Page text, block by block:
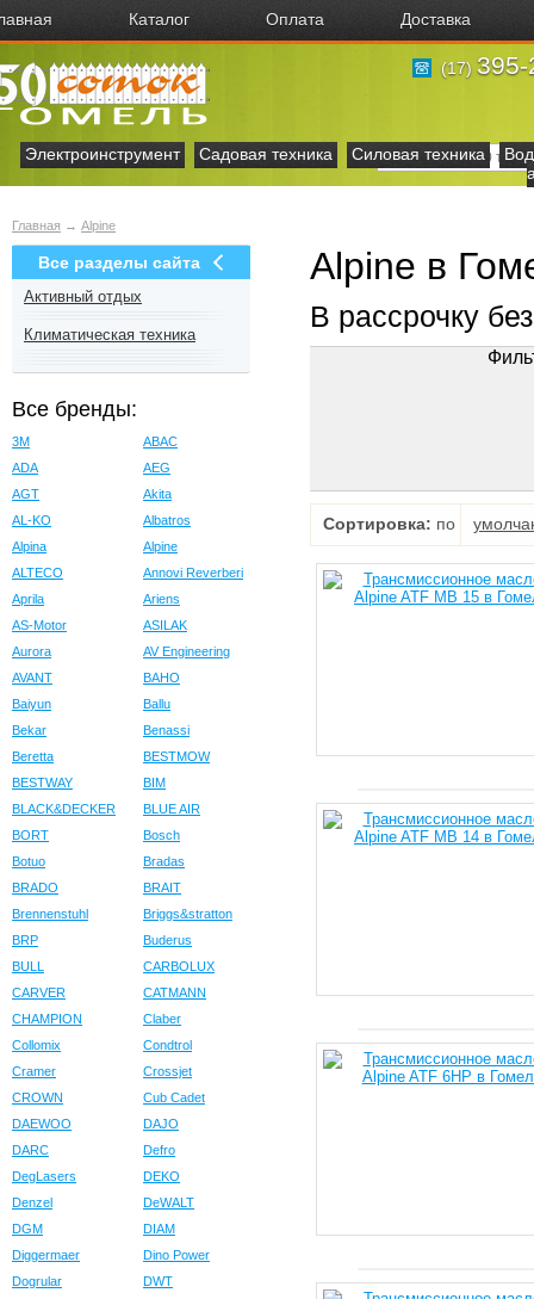
Каталог Оплата Доставка
(17) 395-
Электроинструмент Садовая техника Силовая техника
Главная → Alpine
Все разделы сайта
Активный отдых
Климатическая техника
Все бренды:
3M
ABAC
ADA
AEG
AGT
Akita
AL-KO
Albatros
Alpina
Alpine
ALTECO
Annovi Reverberi
Aprila
Ariens
AS-Motor
ASILAK
Aurora
AV Engineering
AVANT
BAHO
Baiyun
Ballu
Bekar
Benassi
Beretta
BESTMOW
BESTWAY
BIM
BLACK&DECKER
BLUE AIR
BORT
Bosch
Botuo
Bradas
BRADO
BRAIT
Brennenstuhl
Briggs&stratton
BRP
Buderus
BULL
CARBOLUX
CARVER
CATMANN
CHAMPION
Claber
Collomix
Condtrol
Cramer
Crossjet
CROWN
Cub Cadet
DAEWOO
DAJO
DARC
Defro
DegLasers
DEKO
Denzel
DeWALT
DGM
DIAM
Diggermaer
Dino Power
Dogrular
DWT
Alpine в
В рассрочку
Сортировка: по